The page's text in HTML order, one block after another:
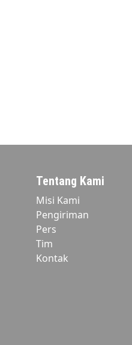
Tentang Kami
Misi Kami
Pengiriman
Pers
Tim
Kontak